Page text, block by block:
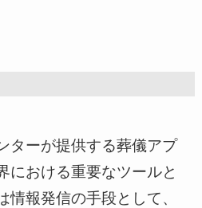
ターが提供する葬儀アプ
における重要なツールと
情報発信の手段として、